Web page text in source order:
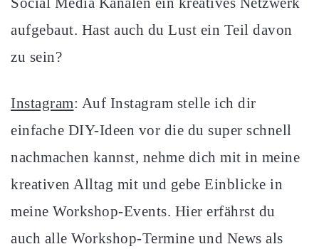
aufgebaut. Hast auch du Lust ein Teil davon
zu sein?
Instagram: Auf Instagram stelle ich dir
einfache DIY-Ideen vor die du super schnell
nachmachen kannst, nehme dich mit in meine
kreativen Alltag mit und gebe Einblicke in
meine Workshop-Events. Hier erfährst du
auch alle Workshop-Termine und News als